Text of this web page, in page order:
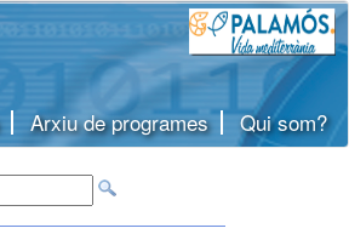
Arxiu de programes Qui som?